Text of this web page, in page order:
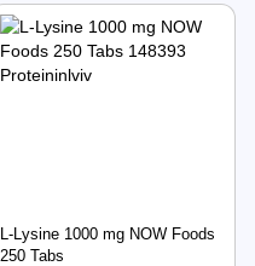
L-Lysine 1000 mg NOW Foods
250 Tabs